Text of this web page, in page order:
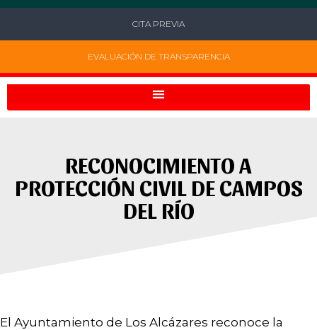
CITA PREVIA
EVALUACIÓN DE TRANSPARENCIA
RECONOCIMIENTO A
PROTECCIÓN CIVIL DE CAMPOS
DEL RÍO
El Ayuntamiento de Los Alcázares reconoce la